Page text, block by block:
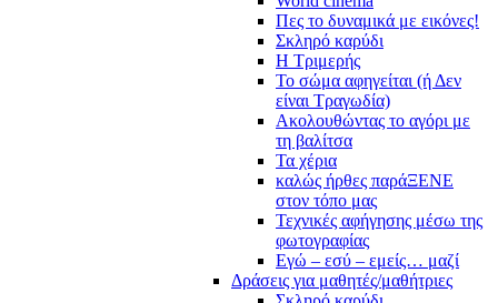
Πες το δυναμικά με εικόνες!
Σκληρό καρύδι
Η Τριμερής
Το σώμα αφηγείται (ή Δεν
είναι Τραγωδία)
Ακολουθώντας το αγόρι με
τη βαλίτσα
Τα χέρια
καλώς ήρθες παράΞΕΝΕ
στον τόπο μας
Τεχνικές αφήγησης μέσω της
φωτογραφίας
Εγώ – εσύ – εμείς… μαζί
Δράσεις για μαθητές/μαθήτριες